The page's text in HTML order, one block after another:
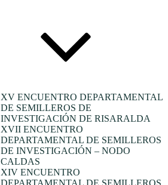
XV ENCUENTRO DEPARTAMENTAL
DE SEMILLEROS DE
INVESTIGACIÓN DE RISARALDA
XVII ENCUENTRO
DEPARTAMENTAL DE SEMILLEROS
DE INVESTIGACIÓN – NODO
CALDAS
XIV ENCUENTRO
DEPARTAMENTAL DE SEMILLEROS